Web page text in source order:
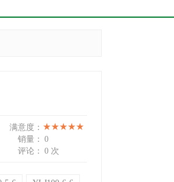
满意度：
销量： 0
评论： 0 次